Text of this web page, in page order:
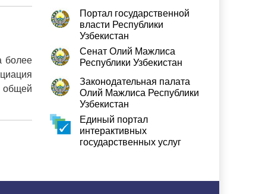
более
общей
Портал государственной
власти Республики
Узбекистан
Сенат Олий Мажлиса
Республики Узбекистан
Законодательная палата
Олий Мажлиса Республики
Узбекистан
Единый портал
интерактивных
государственных услуг